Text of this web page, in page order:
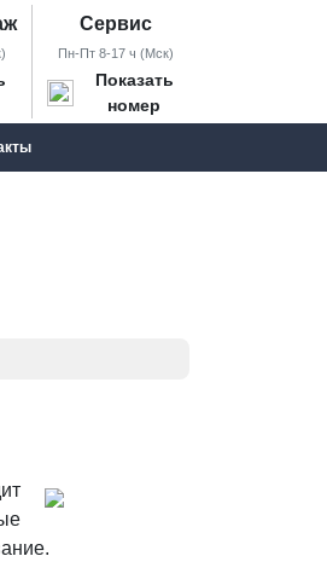
Сервис
Пн-Пт 8-17 ч (Мск)
Показать
номер